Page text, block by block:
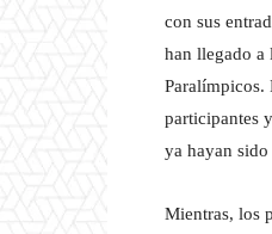
con sus
han llegado a
Paralímpicos.
participantes
ya hayan sido
Mientras, los